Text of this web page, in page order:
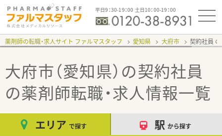
平日9：30-19：00 土日10：00-19：00
薬剤師の転職・求人サイト ファルマスタッフ 愛知県 大府市 契約社員
大府市（愛知県）の契約社員
の薬剤師転職・求人情報一覧
エリア で探す 駅 から探す